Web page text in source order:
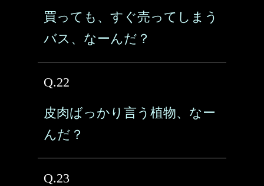
買っても、すぐ売ってしまう
バス、なーんだ？
Q.22
皮肉ばっかり言う植物、なー
んだ？
Q.23